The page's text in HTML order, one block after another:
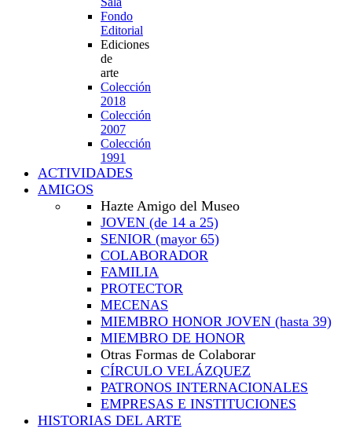
Fondo
Editorial
Ediciones
de
arte
Colección
2018
Colección
2007
Colección
1991
ACTIVIDADES
AMIGOS
Hazte Amigo del Museo
JOVEN (de 14 a 25)
SENIOR (mayor 65)
COLABORADOR
FAMILIA
PROTECTOR
MECENAS
MIEMBRO HONOR JOVEN (hasta 39)
MIEMBRO DE HONOR
Otras Formas de Colaborar
CÍRCULO VELÁZQUEZ
PATRONOS INTERNACIONALES
EMPRESAS E INSTITUCIONES
HISTORIAS DEL ARTE